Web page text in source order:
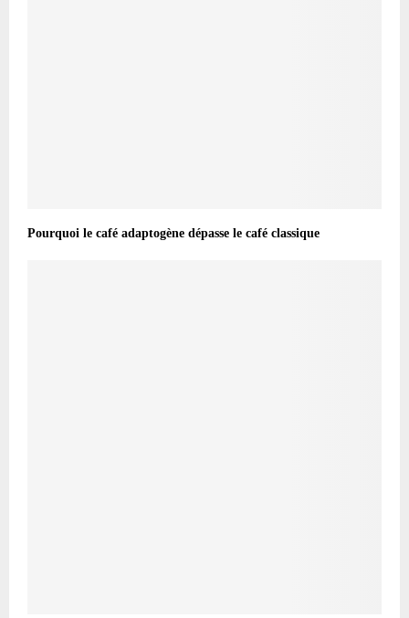
Pourquoi le café adaptogène dépasse le café classique